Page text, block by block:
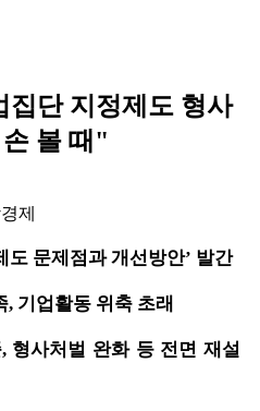
단 지정제도 형사
볼 때"
제
문제점과 개선방안’ 발간
기업활동 위축 초래
형사처벌 완화 등 전면 재설